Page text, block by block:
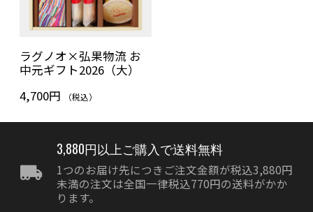
ラグノオ×弘果物流 お
中元ギフト2026（大）
4,700円
（税込）
3,880円以上ご購入で送料無料
1つのお届け先につきご注文金額が税込3,880円
未満の注文は全国一律税込770円の送料がかか
ります。